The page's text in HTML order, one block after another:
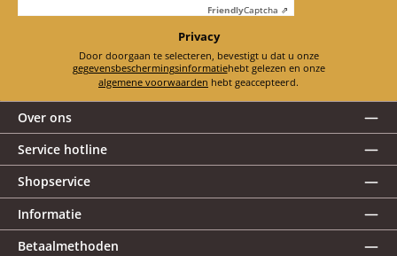
FriendlyCaptcha ⇗
Privacy
Door doorgaan te selecteren, bevestigt u dat u onze
gegevensbeschermingsinformatie
hebt gelezen en onze
algemene voorwaarden hebt geaccepteerd.
Over ons
Service hotline
Shopservice
Informatie
Betaalmethoden